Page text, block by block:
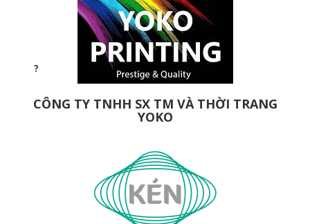
CÔNG TY TNHH SX TM VÀ THỜI TRANG
YOKO